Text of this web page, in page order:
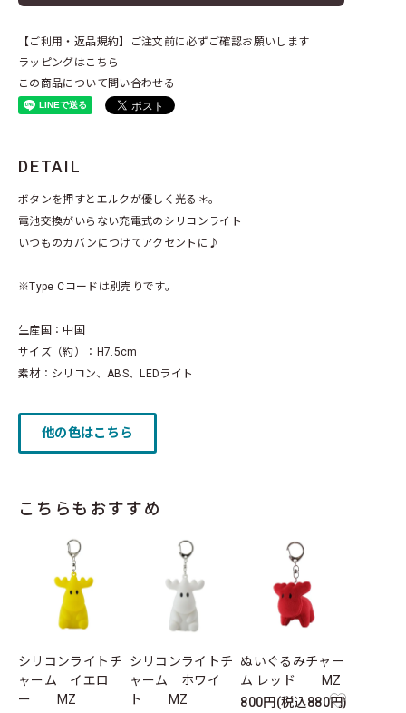
【ご利用・返品規約】ご注文前に必ずご確認お願いします
ラッピングはこちら
この商品について問い合わせる
DETAIL
ボタンを押すとエルクが優しく光る＊。
電池交換がいらない充電式のシリコンライト
いつものカバンにつけてアクセントに♪
※Type Cコードは別売りです。
生産国：中国
サイズ（約）：H7.5cm
素材：シリコン、ABS、LEDライト
他の色はこちら
こちらもおすすめ
シリコンライトチ
ャーム イエロ
ー MZ
シリコンライトチ
ャーム ホワイ
ト MZ
ぬいぐるみチャー
ム レッド MZ
800円(税込880円)